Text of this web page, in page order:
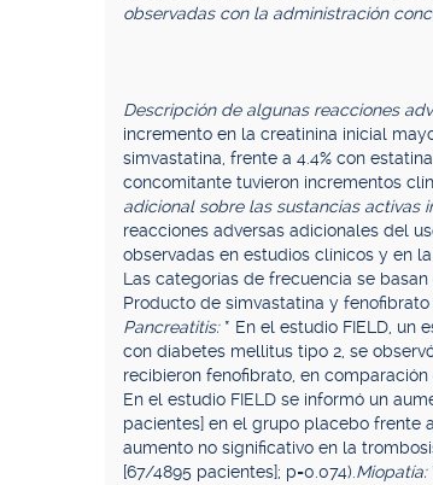
observadas con la administración
Descripción de algunas reacciones
incremento en la creatinina inicial
simvastatina, frente a 4.4% con
concomitante tuvieron incrementos
adicional sobre las sustancias activas
reacciones adversas adicionales del
observadas en estudios clínicos y en
Las categorías de frecuencia se
Producto de simvastatina y fenofibrato
Pancreatitis: * En el estudio FIELD, un
con diabetes mellitus tipo 2, se
recibieron fenofibrato, en comparación
En el estudio FIELD se informó un
pacientes] en el grupo placebo frente
aumento no significativo en la
[67/4895 pacientes]; p=0.074). Miopatía: